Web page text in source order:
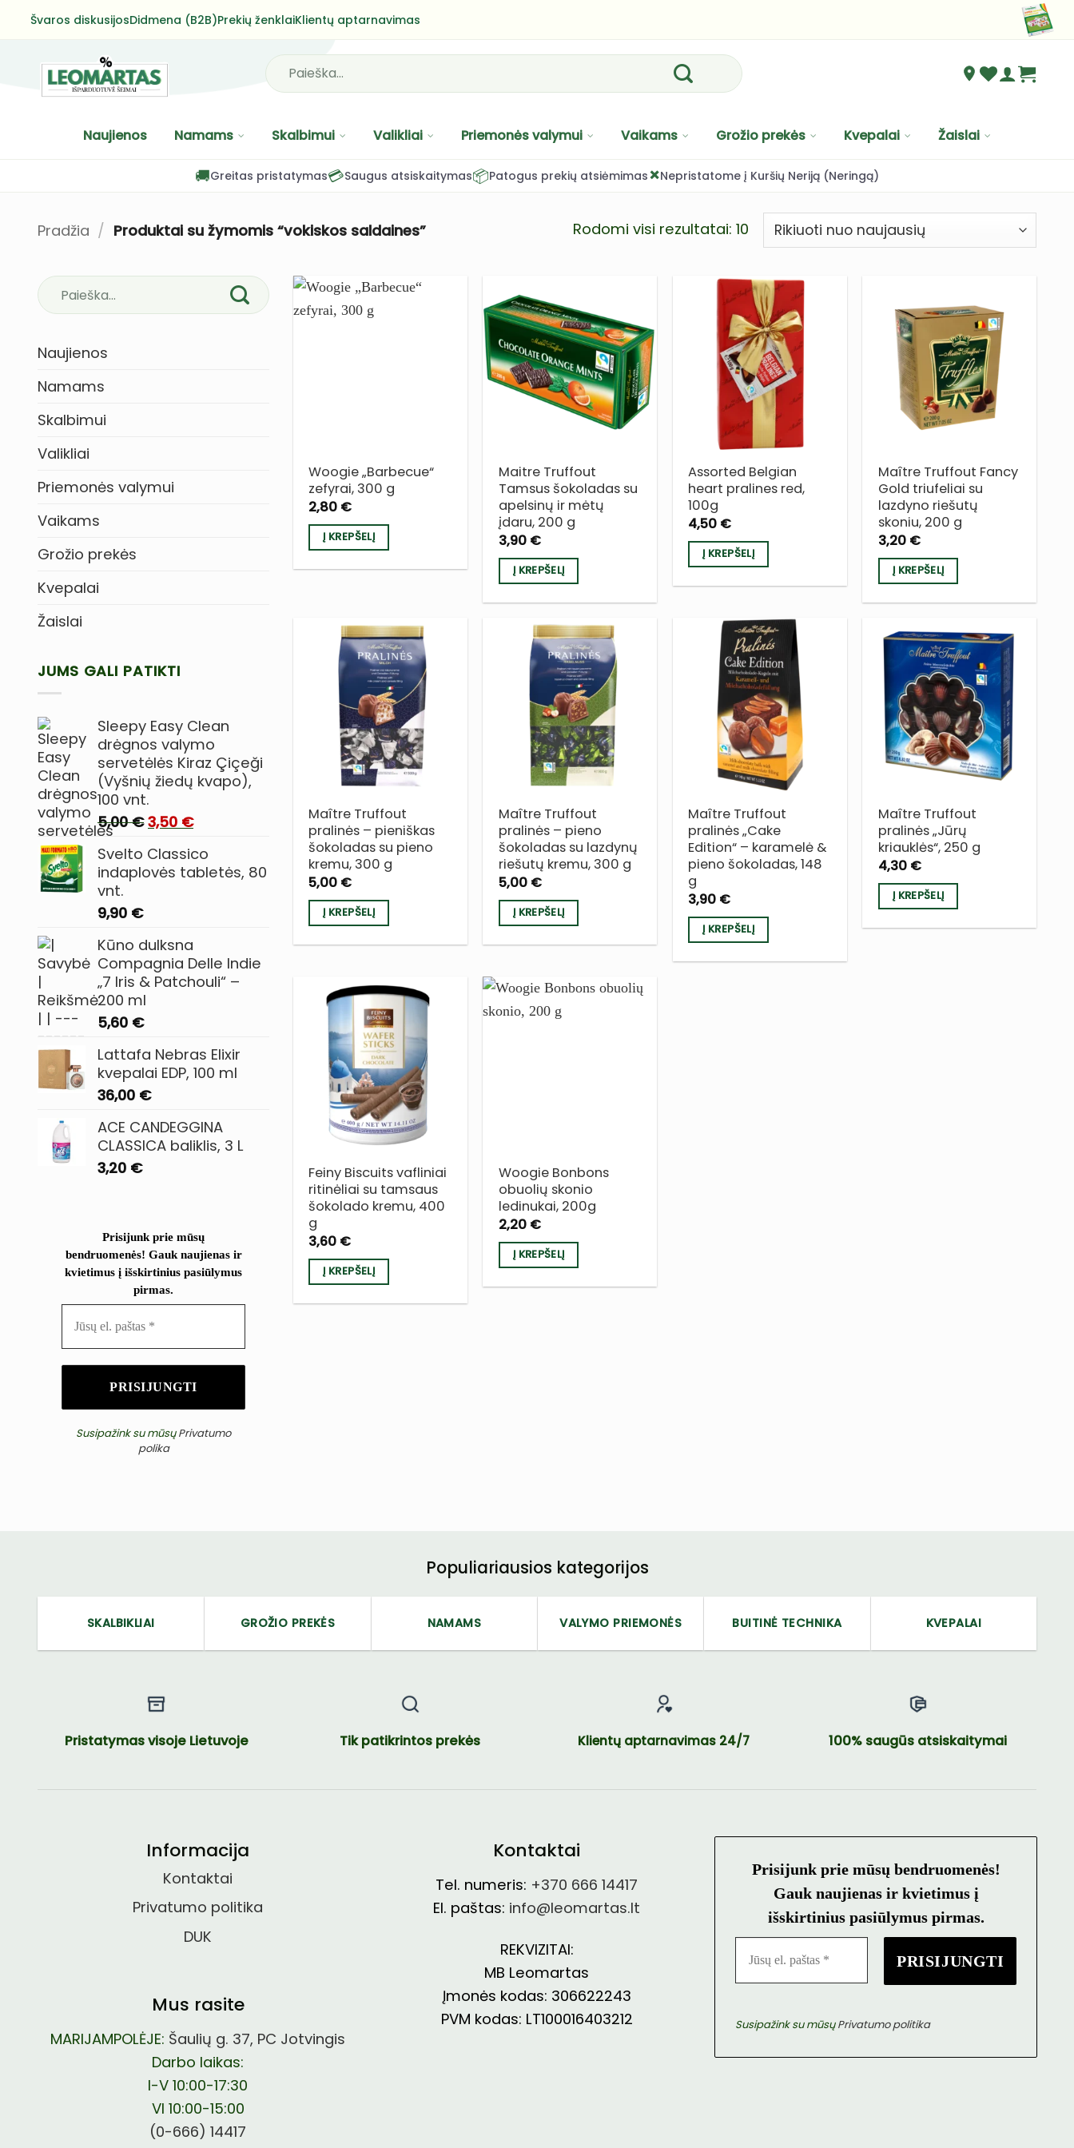
Švaros diskusijosDidmena (B2B)Prekių ženklaiKlientų aptarnavimas
Naujienos Namams Skalbimui Valikliai Priemonės valymui Vaikams Grožio prekės Kvepalai Žaislai
🚚Greitas pristatymas💳Saugus atsiskaitymas📦Patogus prekių atsiėmimas×Nepristatome į Kuršių Neriją (Neringą)
Pradžia / Produktai su žymomis “vokiskos saldaines” Rodomi visi rezultatai: 10Rūšiuojama
pagal
naujausią
Naujienos
Namams
Skalbimui
Valikliai
Priemonės valymui
Vaikams
Grožio prekės
Kvepalai
Žaislai
JUMS GALI PATIKTI
Sleepy Easy Clean
drėgnos valymo
servetėlės Kiraz Çiçeği
(Vyšnių žiedų kvapo),
100 vnt.
5,00€ Original
was:
5,00 €.
3,50 €Current
is:
3,50 €.
Svelto Classico
indaplovės tabletės, 80
vnt.
9,90 €
Kūno dulksna
Compagnia Delle Indie
„7 Iris & Patchouli“ –
200 ml
5,60 €
Lattafa Nebras Elixir
kvepalai EDP, 100 ml
36,00 €
ACE CANDEGGINA
CLASSICA baliklis, 3 L
3,20 €
Prisijunk prie mūsų
bendruomenės! Gauk naujienas ir
kvietimus į išskirtinius pasiūlymus
pirmas.
Susipažink su mūsųPrivatumo
polika
Woogie „Barbecue“
zefyrai, 300 g
2,80 €
Į KREPŠELĮ
PRIDĖTI
Į NORŲ
SĄRAŠĄ
Maitre Truffout
Tamsus šokoladas su
apelsinų ir mėtų
įdaru, 200 g
3,90 €
Į KREPŠELĮ
PRIDĖTI
Į NORŲ
SĄRAŠĄ
Assorted Belgian
heart pralines red,
100g
4,50 €
Į KREPŠELĮ
PRIDĖTI
Į NORŲ
SĄRAŠĄ
Maître Truffout Fancy
Gold triufeliai su
lazdyno riešutų
skoniu, 200 g
3,20 €
Į KREPŠELĮ
PRIDĖTI
Į NORŲ
SĄRAŠĄ
Maître Truffout
pralinės – pieniškas
šokoladas su pieno
kremu, 300 g
5,00 €
Į KREPŠELĮ
PRIDĖTI
Į NORŲ
SĄRAŠĄ
Maître Truffout
pralinės – pieno
šokoladas su lazdynų
riešutų kremu, 300 g
5,00 €
Į KREPŠELĮ
PRIDĖTI
Į NORŲ
SĄRAŠĄ
Maître Truffout
pralinės „Cake
Edition“ – karamelė &
pieno šokoladas, 148
g
3,90 €
Į KREPŠELĮ
PRIDĖTI
Į NORŲ
SĄRAŠĄ
Maître Truffout
pralinės „Jūrų
kriauklės“, 250 g
4,30 €
Į KREPŠELĮ
PRIDĖTI
Į NORŲ
SĄRAŠĄ
Feiny Biscuits vafliniai
ritinėliai su tamsaus
šokolado kremu, 400
g
3,60 €
Į KREPŠELĮ
Woogie Bonbons
obuolių skonio
ledinukai, 200g
2,20 €
Į KREPŠELĮ
Populiariausios kategorijos
SKALBIKLIAI GROŽIO PREKĖS NAMAMS VALYMO PRIEMONĖS BUITINĖ TECHNIKA KVEPALAI
Pristatymas visoje Lietuvoje Tik patikrintos prekės Klientų aptarnavimas 24/7 100% saugūs atsiskaitymai
Informacija
Kontaktai
Privatumo politika
DUK
Mus rasite
MARIJAMPOLĖJE: Šaulių g. 37, PC Jotvingis
Darbo laikas:
I-V 10:00-17:30
VI 10:00-15:00
(0-666) 14417
Kontaktai
Tel. numeris: +370 666 14417
El. paštas: info@leomartas.lt
REKVIZITAI:
MB Leomartas
Įmonės kodas: 306622243
PVM kodas: LT100016403212
Prisijunk prie mūsų bendruomenės!
Gauk naujienas ir kvietimus į
išskirtinius pasiūlymus pirmas.
Susipažink su mūsųPrivatumo politika